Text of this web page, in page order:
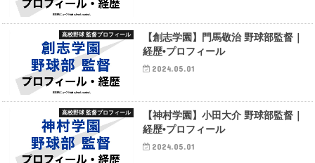
高校野球 監督プロフィール
【創志学園】門馬敬治 野球部監督｜
経歴•プロフィール
2024.05.01
高校野球 監督プロフィール
【神村学園】小田大介 野球部監督｜
経歴•プロフィール
2024.05.01